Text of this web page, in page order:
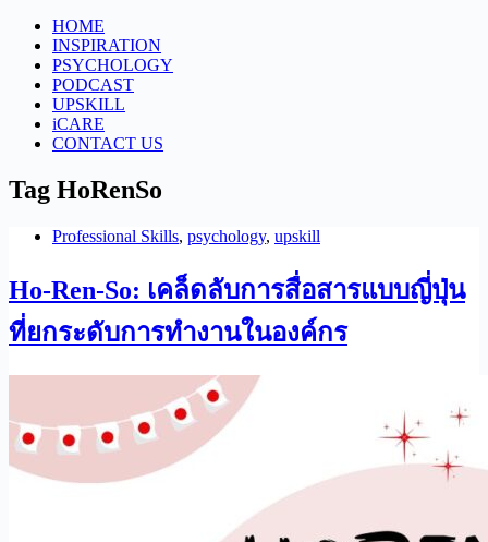
HOME
INSPIRATION
PSYCHOLOGY
PODCAST
UPSKILL
iCARE
CONTACT US
Tag HoRenSo
Professional Skills, psychology, upskill
Ho-Ren-So: เคล็ดลับการสื่อสารแบบญี่ปุ่น
ที่ยกระดับการทำงานในองค์กร